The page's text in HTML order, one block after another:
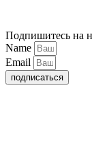
Подпишитесь на
Name
Email
подписаться